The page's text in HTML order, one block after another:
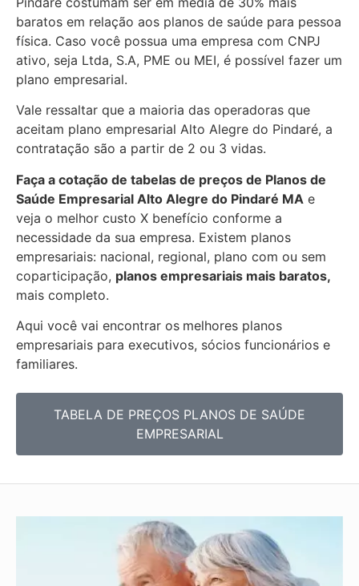
baratos em relação aos planos de saúde para pessoa
física. Caso você possua uma empresa com CNPJ
ativo, seja Ltda, S.A, PME ou MEI, é possível fazer um
plano empresarial.
Vale ressaltar que a maioria das operadoras que
aceitam plano empresarial Alto Alegre do Pindaré, a
contratação são a partir de 2 ou 3 vidas.
Faça a cotação de tabelas de preços de Planos de
Saúde Empresarial Alto Alegre do Pindaré MA e
veja o melhor custo X benefício conforme a
necessidade da sua empresa. Existem planos
empresariais: nacional, regional, plano com ou sem
coparticipação, planos empresariais mais baratos,
mais completo.
Aqui você vai encontrar os melhores planos
empresariais para executivos, sócios funcionários e
familiares.
TABELA DE PREÇOS PLANOS DE SAÚDE
EMPRESARIAL